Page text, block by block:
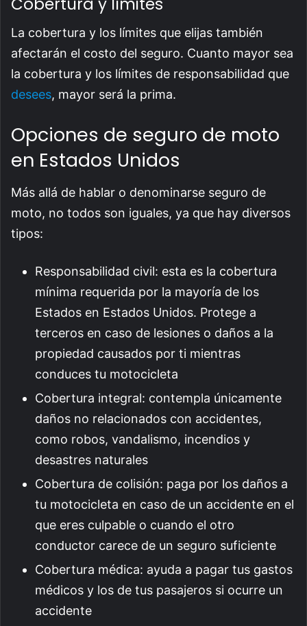
La cobertura y los límites que elijas también
afectarán el costo del seguro. Cuanto mayor sea
la cobertura y los límites de responsabilidad que
desees, mayor será la prima.
Opciones de seguro de moto
en Estados Unidos
Más allá de hablar o denominarse seguro de
moto, no todos son iguales, ya que hay diversos
tipos:
Responsabilidad civil: esta es la cobertura
mínima requerida por la mayoría de los
Estados en Estados Unidos. Protege a
terceros en caso de lesiones o daños a la
propiedad causados por ti mientras
conduces tu motocicleta
Cobertura integral: contempla únicamente
daños no relacionados con accidentes,
como robos, vandalismo, incendios y
desastres naturales
Cobertura de colisión: paga por los daños a
tu motocicleta en caso de un accidente en el
que eres culpable o cuando el otro
conductor carece de un seguro suficiente
Cobertura médica: ayuda a pagar tus gastos
médicos y los de tus pasajeros si ocurre un
accidente